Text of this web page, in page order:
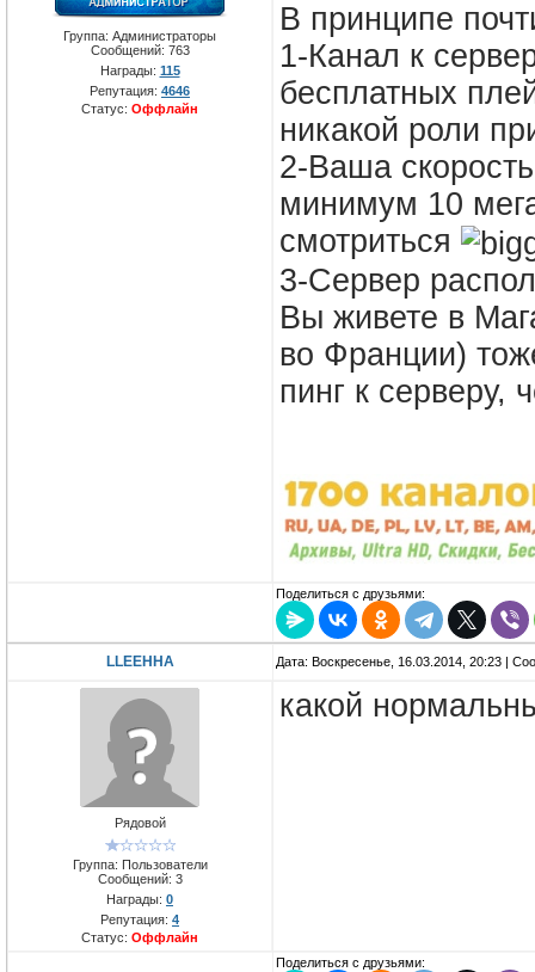
Группа: Администраторы
Сообщений: 763
Награды: 115
Репутация: 4646
Статус: Оффлайн
В принципе
1-Канал к
бесплатных
никакой роли
2-Ваша
минимум 10
смотриться
3-Сервер
Вы живете в
во Франции)
пинг к
Поделиться с друзьями:
LLEEHHA Дата: Воскресенье, 16.03.2014, 20:23 |
Рядовой
Группа: Пользователи
Сообщений: 3
Награды: 0
Репутация: 4
Статус: Оффлайн
какой
Поделиться с друзьями: